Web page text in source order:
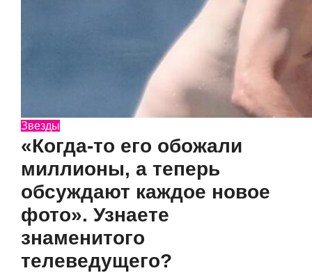
Звезды
«Когда-то его обожали
миллионы, а теперь
обсуждают каждое новое
фото». Узнаете
знаменитого
телеведущего?